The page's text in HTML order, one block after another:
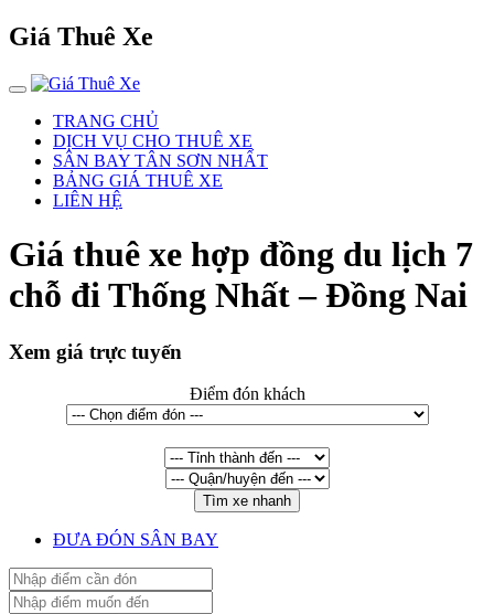
Giá Thuê Xe
TRANG CHỦ
DỊCH VỤ CHO THUÊ XE
SÂN BAY TÂN SƠN NHẤT
BẢNG GIÁ THUÊ XE
LIÊN HỆ
Giá thuê xe hợp đồng du lịch 7
chỗ đi Thống Nhất – Đồng Nai
Xem giá trực tuyến
Điểm đón khách
Tìm xe nhanh
ĐƯA ĐÓN SÂN BAY